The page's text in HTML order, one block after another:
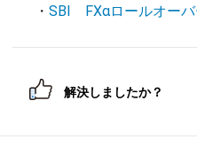
・ SBI FXαロールオーバ
解決しましたか？